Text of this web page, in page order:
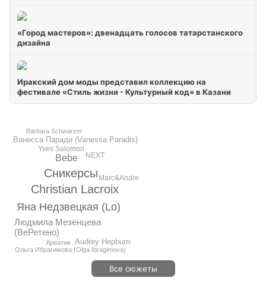
«Город мастеров»: двенадцать голосов татарстанского
дизайна
Иракский дом моды представил коллекцию на
фестивале «Стиль жизни - Культурный код» в Казани
Christian Lacroix
Сникерсы
Яна Недзвецкая (Lo)
Bebe
Людмила Мезенцева
(ВеРетено)
Ванесса Паради (Vanessa Paradis)
Audrey Hepburn
Yves Salomon
NEXT
Marc&Andre
Креатив
Barbara Schwarzer
Ольга Ибрагимова (Olga Ibragimova)
Все сюжеты